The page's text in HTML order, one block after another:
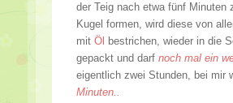
der Teig nach etwa fünf Minuten
Kugel formen, wird diese von
mit Öl bestrichen, wieder in die
gepackt und darf noch mal ein
eigentlich zwei Stunden, bei mir
Minuten..